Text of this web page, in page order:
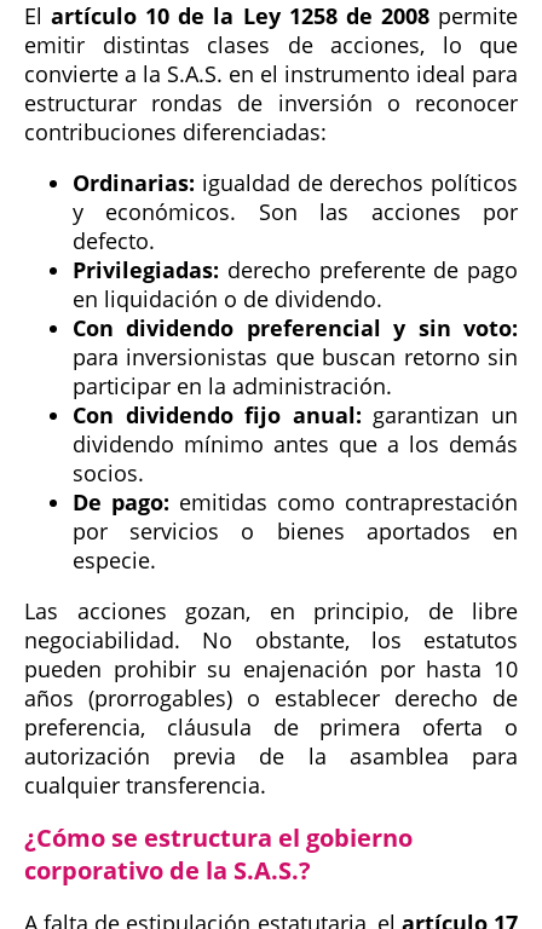
Elartículo 10 de la Ley 1258 de 2008permite
emitir distintas clases de acciones, lo que
convierte a la S.A.S. en el instrumento ideal para
estructurar rondas de inversión o reconocer
contribuciones diferenciadas:
Ordinarias: igualdad de derechos políticos
y económicos. Son las acciones por
defecto.
Privilegiadas: derecho preferente de pago
en liquidación o de dividendo.
Con dividendo preferencial y sin voto:
para inversionistas que buscan retorno sin
participar en la administración.
Con dividendo fijo anual: garantizan un
dividendo mínimo antes que a los demás
socios.
De pago: emitidas como contraprestación
por servicios o bienes aportados en
especie.
Las acciones gozan, en principio, de libre
negociabilidad. No obstante, los estatutos
pueden prohibir su enajenación por hasta 10
años (prorrogables) o establecer derecho de
preferencia, cláusula de primera oferta o
autorización previa de la asamblea para
cualquier transferencia.
¿Cómo se estructura el gobierno
corporativo de la S.A.S.?
A falta de estipulación estatutaria, el artículo 17